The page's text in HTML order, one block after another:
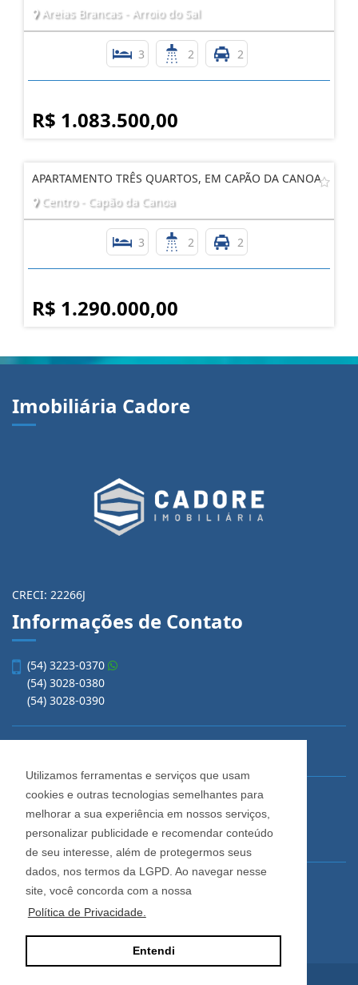
Utilizamos ferramentas e serviços que usam
cookies e outras tecnologias semelhantes para
melhorar a sua experiência em nossos serviços,
personalizar publicidade e recomendar conteúdo
de seu interesse, além de protegermos seus
dados, nos termos da LGPD. Ao navegar nesse
site, você concorda com a nossa
Política de Privacidade.
Entendi
Areias Brancas - Arroio do Sal
3 2 2
R$ 1.083.500,00
APARTAMENTO TRÊS QUARTOS, EM CAPÃO DA CANOA
Centro - Capão da Canoa
3 2 2
R$ 1.290.000,00
Imobiliária Cadore
CRECI: 22266J
Informações de Contato
(54) 3223-0370
(54) 3028-0380
(54) 3028-0390
Imobiliária Cadore
Rua Os Dezoito do Forte, 1622, Centro
Caxias do Sul - Rio Grande do Sul
Horário de Atendimento
De segunda a sexta-feira
Das 08:30 às 12:00 e das 13:30 às 18:00